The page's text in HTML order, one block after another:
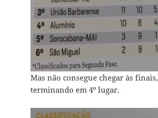
Mas não consegue chegar às finais,
terminando em 4º lugar.